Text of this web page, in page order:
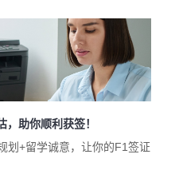
助你顺利获签！
划+留学诚意，让你的F1签证